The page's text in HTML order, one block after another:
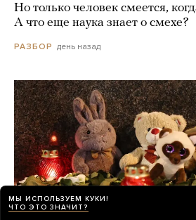
Но только человек смеется,
А что еще наука знает о смехе?
РАЗБОР день назад
МЫ ИСПОЛЬЗУЕМ КУКИ!
ЧТО ЭТО ЗНАЧИТ?